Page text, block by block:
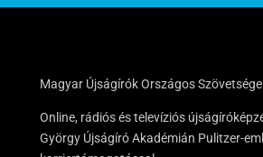
Magyar Újságírók Országos Szövetsége
Online, rádiós és televíziós
György Újságíró Akadémián Pulitzer-